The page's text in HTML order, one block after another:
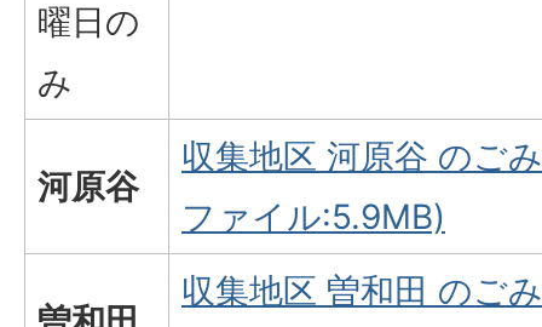
曜日の
み
河原谷
収集地区 河原谷 のご
ファイル:5.9MB)
収集地区 曽和田 のご